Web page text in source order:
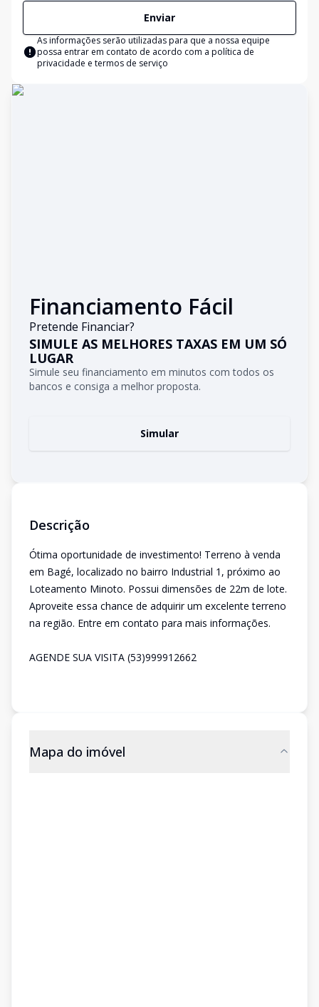
Enviar
As informações serão utilizadas para que a nossa equipe
possa entrar em contato de acordo com a política de
privacidade e termos de serviço
Financiamento Fácil
Pretende Financiar?
SIMULE AS MELHORES TAXAS EM UM SÓ
LUGAR
Simule seu financiamento em minutos com todos os
bancos e consiga a melhor proposta.
Simular
Descrição
Ótima oportunidade de investimento! Terreno à venda
em Bagé, localizado no bairro Industrial 1, próximo ao
Loteamento Minoto. Possui dimensões de 22m de lote.
Aproveite essa chance de adquirir um excelente terreno
na região. Entre em contato para mais informações.
AGENDE SUA VISITA (53)999912662
Mapa do imóvel